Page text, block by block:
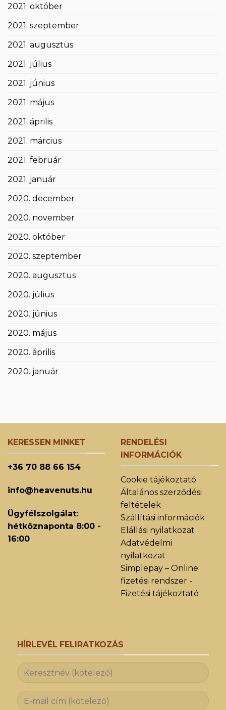
2021. október
2021. szeptember
2021. augusztus
2021. július
2021. június
2021. május
2021. április
2021. március
2021. február
2021. január
2020. december
2020. november
2020. október
2020. szeptember
2020. augusztus
2020. július
2020. június
2020. május
2020. április
2020. január
KERESSEN MINKET
+36 70 88 66 154
info@heavenuts.hu
Ügyfélszolgálat:
hétköznaponta 8:00 -
16:00
RENDELÉSI
INFORMÁCIÓK
Cookie tájékoztató
Általános szerződési
feltételek
Szállítási információk
Elállási nyilatkozat
Adatvédelmi
nyilatkozat
Simplepay – Online
fizetési rendszer -
Fizetési tájékoztató
HÍRLEVÉL FELIRATKOZÁS